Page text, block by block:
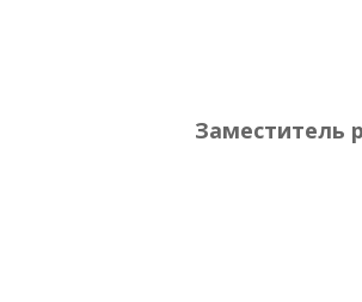
Заместитель